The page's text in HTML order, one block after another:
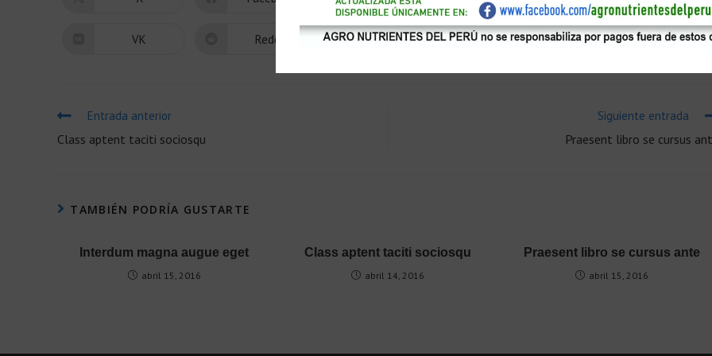
VK Reddit Tumblr Viadeo WhatsApp
Entrada anterior
Class aptent taciti sociosqu
Siguiente entrada
Praesent libro se cursus
TAMBIÉN PODRÍA GUSTARTE
Interdum magna augue eget
abril 15, 2016
Class aptent taciti sociosqu
abril 14, 2016
Praesent libro se cursus ante
abril 15, 2016